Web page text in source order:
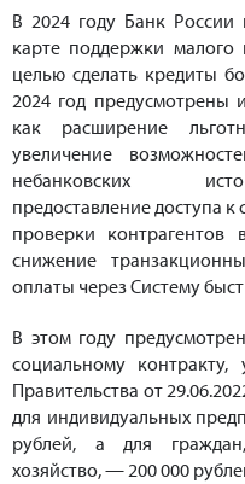
В 2024 году Банк
карте поддержки малого
целью сделать кредиты
2024 год предусмотрены
как расширение
увеличение
небанковских
предоставление доступа к
проверки
снижение
оплаты через Систему
В этом году
социальному контракту,
Правительства от
для индивидуальных
рублей, а для
хозяйство, — 200 000